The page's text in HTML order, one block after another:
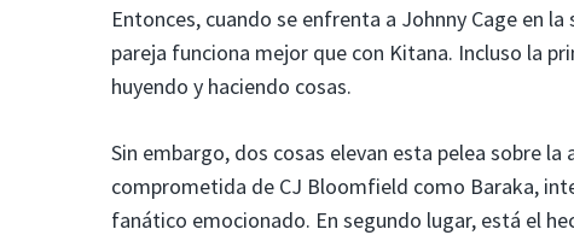
Entonces, cuando se enfrenta a Johnny Cage en
pareja funciona mejor que con Kitana. Incluso la
huyendo y haciendo cosas.
Sin embargo, dos cosas elevan esta pelea sobre
comprometida de CJ Bloomfield como Baraka,
fanático emocionado. En segundo lugar, está el